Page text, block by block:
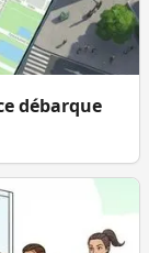
débarque